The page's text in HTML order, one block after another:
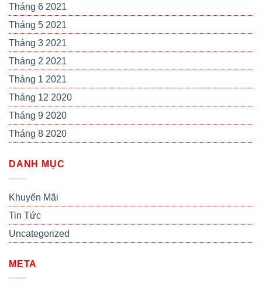
Tháng 6 2021
Tháng 5 2021
Tháng 3 2021
Tháng 2 2021
Tháng 1 2021
Tháng 12 2020
Tháng 9 2020
Tháng 8 2020
DANH MỤC
Khuyến Mãi
Tin Tức
Uncategorized
META